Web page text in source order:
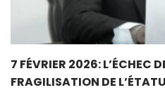
7 FÉVRIER 2026: L’ÉCHEC
FRAGILISATION DE